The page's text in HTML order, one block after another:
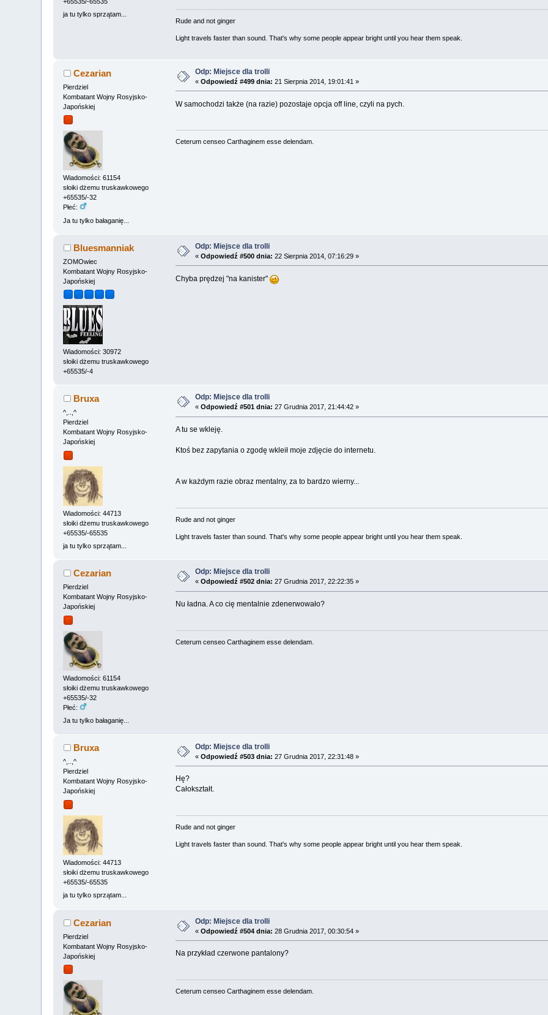
ja tu tylko sprzątam...
Rude and not ginger
Light travels faster than sound. That's why some people appear bright until you hear them speak.
Cezarian
Pierdziel
Kombatant Wojny Rosyjsko-
Japońskiej
Wiadomości: 61154
słoiki dżemu truskawkowego
+65535/-32
Płeć:
Ja tu tylko bałaganię...
Odp: Miejsce dla trolli
«Odpowiedź #499 dnia: 21 Sierpnia 2014, 19:01:41 »
W samochodzi także (na razie) pozostaje opcja off line, czyli na pych.
Ceterum censeo Carthaginem esse delendam.
Bluesmanniak
ZOMOwiec
Kombatant Wojny Rosyjsko-
Japońskiej
Wiadomości: 30972
słoiki dżemu truskawkowego
+65535/-4
Odp: Miejsce dla trolli
«Odpowiedź #500 dnia: 22 Sierpnia 2014, 07:16:29 »
Chyba prędzej "na kanister"
Bruxa
^,..,^
Pierdziel
Kombatant Wojny Rosyjsko-
Japońskiej
Wiadomości: 44713
słoiki dżemu truskawkowego
+65535/-65535
ja tu tylko sprzątam...
Odp: Miejsce dla trolli
«Odpowiedź #501 dnia: 27 Grudnia 2017, 21:44:42 »
A tu se wkleję.
Ktoś bez zapytania o zgodę wkleił moje zdjęcie do internetu.
A w każdym razie obraz mentalny, za to bardzo wierny...
Rude and not ginger
Light travels faster than sound. That's why some people appear bright until you hear them speak.
Cezarian
Pierdziel
Kombatant Wojny Rosyjsko-
Japońskiej
Wiadomości: 61154
słoiki dżemu truskawkowego
+65535/-32
Płeć:
Ja tu tylko bałaganię...
Odp: Miejsce dla trolli
«Odpowiedź #502 dnia: 27 Grudnia 2017, 22:22:35 »
Nu ładna. A co cię mentalnie zdenerwowało?
Ceterum censeo Carthaginem esse delendam.
Bruxa
^,..,^
Pierdziel
Kombatant Wojny Rosyjsko-
Japońskiej
Wiadomości: 44713
słoiki dżemu truskawkowego
+65535/-65535
ja tu tylko sprzątam...
Odp: Miejsce dla trolli
«Odpowiedź #503 dnia: 27 Grudnia 2017, 22:31:48 »
Hę?
Całokształt.
Rude and not ginger
Light travels faster than sound. That's why some people appear bright until you hear them speak.
Cezarian
Pierdziel
Kombatant Wojny Rosyjsko-
Japońskiej
Odp: Miejsce dla trolli
«Odpowiedź #504 dnia: 28 Grudnia 2017, 00:30:54 »
Na przykład czerwone pantalony?
Ceterum censeo Carthaginem esse delendam.